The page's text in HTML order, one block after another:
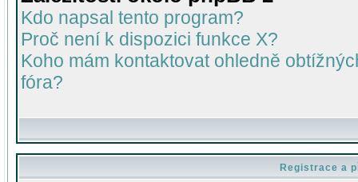
Kdo napsal tento program?
Proč není k dispozici funkce X?
Koho mám kontaktovat ohledně
fóra?
Registrace a